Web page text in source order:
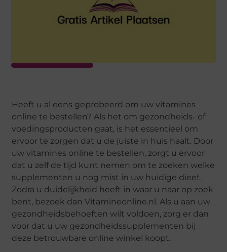
Heeft u al eens geprobeerd om uw vitamines
online te bestellen? Als het om gezondheids- of
voedingsproducten gaat, is het essentieel om
ervoor te zorgen dat u de juiste in huis haalt. Door
uw vitamines online te bestellen, zorgt u ervoor
dat u zelf de tijd kunt nemen om te zoeken welke
supplementen u nog mist in uw huidige dieet.
Zodra u duidelijkheid heeft in waar u naar op zoek
bent, bezoek dan Vitamineonline.nl. Als u aan uw
gezondheidsbehoeften wilt voldoen, zorg er dan
voor dat u uw gezondheidssupplementen bij
deze betrouwbare online winkel koopt.